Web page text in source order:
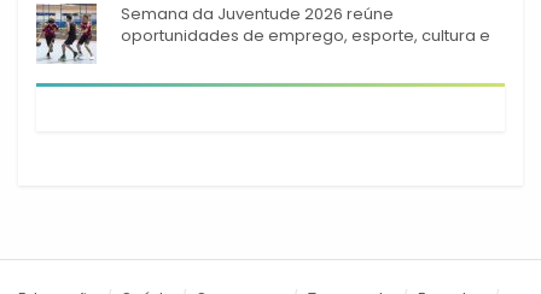
Semana da Juventude 2026 reúne
oportunidades de emprego, esporte, cultura e